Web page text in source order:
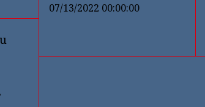
07/13/2022 00:00:00